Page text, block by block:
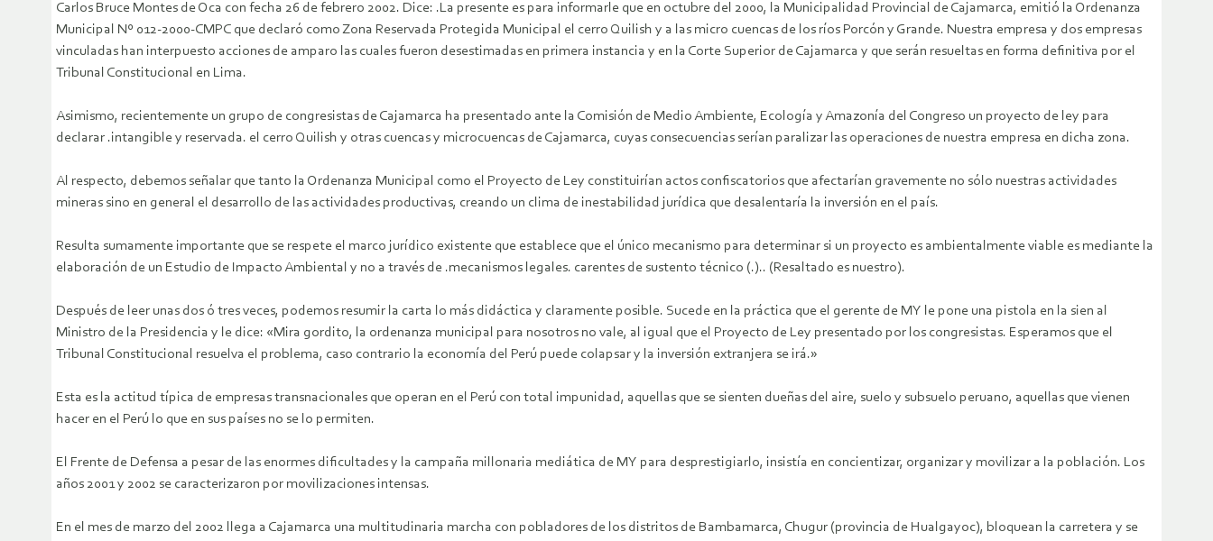
Carlos Bruce Montes de Oca con fecha 26 de febrero 2002. Dice: .La presente es para informarle que en octubre del 2000, la Municipalidad Provincial de Cajamarca, emitió la Ordenanza
Municipal Nº 012-2000-CMPC que declaró como Zona Reservada Protegida Municipal el cerro Quilish y a las micro cuencas de los ríos Porcón y Grande. Nuestra empresa y dos empresas
vinculadas han interpuesto acciones de amparo las cuales fueron desestimadas en primera instancia y en la Corte Superior de Cajamarca y que serán resueltas en forma definitiva por el
Tribunal Constitucional en Lima.
Asimismo, recientemente un grupo de congresistas de Cajamarca ha presentado ante la Comisión de Medio Ambiente, Ecología y Amazonía del Congreso un proyecto de ley para
declarar .intangible y reservada. el cerro Quilish y otras cuencas y microcuencas de Cajamarca, cuyas consecuencias serían paralizar las operaciones de nuestra empresa en dicha zona.
Al respecto, debemos señalar que tanto la Ordenanza Municipal como el Proyecto de Ley constituirían actos confiscatorios que afectarían gravemente no sólo nuestras actividades
mineras sino en general el desarrollo de las actividades productivas, creando un clima de inestabilidad jurídica que desalentaría la inversión en el país.
Resulta sumamente importante que se respete el marco jurídico existente que establece que el único mecanismo para determinar si un proyecto es ambientalmente viable es mediante la
elaboración de un Estudio de Impacto Ambiental y no a través de .mecanismos legales. carentes de sustento técnico (.).. (Resaltado es nuestro).
Después de leer unas dos ó tres veces, podemos resumir la carta lo más didáctica y claramente posible. Sucede en la práctica que el gerente de MY le pone una pistola en la sien al
Ministro de la Presidencia y le dice: «Mira gordito, la ordenanza municipal para nosotros no vale, al igual que el Proyecto de Ley presentado por los congresistas. Esperamos que el
Tribunal Constitucional resuelva el problema, caso contrario la economía del Perú puede colapsar y la inversión extranjera se irá.»
Esta es la actitud típica de empresas transnacionales que operan en el Perú con total impunidad, aquellas que se sienten dueñas del aire, suelo y subsuelo peruano, aquellas que vienen
hacer en el Perú lo que en sus países no se lo permiten.
El Frente de Defensa a pesar de las enormes dificultades y la campaña millonaria mediática de MY para desprestigiarlo, insistía en concientizar, organizar y movilizar a la población. Los
años 2001 y 2002 se caracterizaron por movilizaciones intensas.
En el mes de marzo del 2002 llega a Cajamarca una multitudinaria marcha con pobladores de los distritos de Bambamarca, Chugur (provincia de Hualgayoc), bloquean la carretera y se